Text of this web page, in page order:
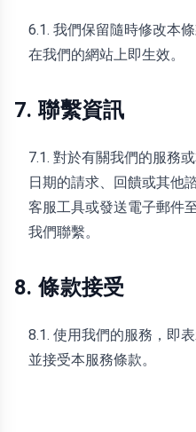
6.1. 我們保留隨時修改本
在我們的網站上即生效。
7. 聯繫資訊
7.1. 對於有關我們的服務
日期的請求、回饋或其他
客服工具或發送電子郵件
我們聯繫。
8. 條款接受
8.1. 使用我們的服務，即
並接受本服務條款。